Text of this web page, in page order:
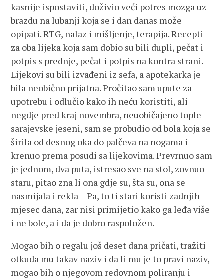
kasnije ispostaviti, doživio veći potres mozga uz
brazdu na lubanji koja se i dan danas može
opipati. RTG, nalaz i mišljenje, terapija. Recepti
za oba lijeka koja sam dobio su bili dupli, pečat i
potpis s prednje, pečat i potpis na kontra strani.
Lijekovi su bili izvađeni iz sefa, a apotekarka je
bila neobično prijatna. Pročitao sam upute za
upotrebu i odlučio kako ih neću koristiti, ali
negdje pred kraj novembra, neuobičajeno tople
sarajevske jeseni, sam se probudio od bola koja se
širila od desnog oka do palčeva na nogama i
krenuo prema posudi sa lijekovima. Prevrnuo sam
je jednom, dva puta, istresao sve na stol, zovnuo
staru, pitao zna li ona gdje su, šta su, ona se
nasmijala i rekla – Pa, to ti stari koristi zadnjih
mjesec dana, zar nisi primijetio kako ga leđa više
i ne bole, a i da je dobro raspoložen.
Mogao bih o regalu još deset dana pričati, tražiti
otkuda mu takav naziv i da li mu je to pravi naziv,
mogao bih o njegovom redovnom poliranju i